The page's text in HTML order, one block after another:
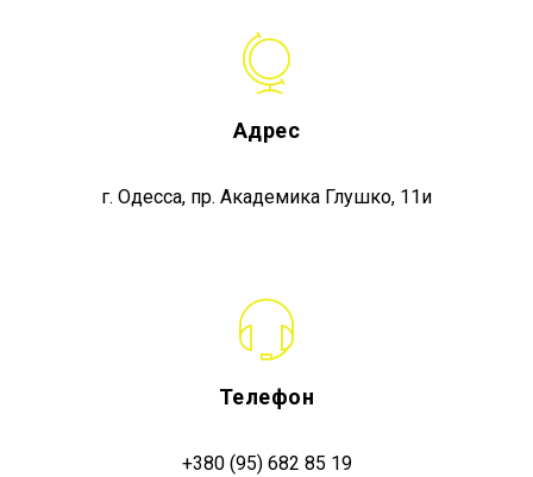
Адрес
г. Одесса, пр. Академика Глушко, 11и
Телефон
+380 (95) 682 85 19